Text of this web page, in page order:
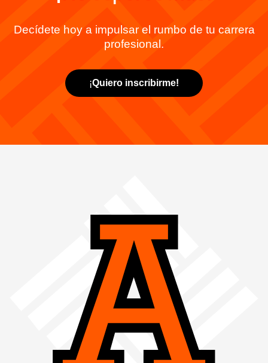
Decídete hoy a impulsar el rumbo de tu carrera
profesional.
¡Quiero inscribirme!